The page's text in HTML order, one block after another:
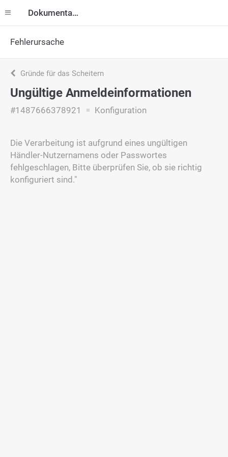
Dokumentation
Fehlerursache
Gründe für das Scheitern
Ungültige Anmeldeinformationen
#1487666378921 Konfiguration
Die Verarbeitung ist aufgrund eines ungültigen
Händler-Nutzernamens oder Passwortes
fehlgeschlagen, Bitte überprüfen Sie, ob sie richtig
konfiguriert sind."